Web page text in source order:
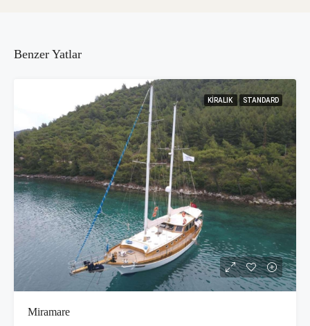
Benzer Yatlar
KIRALIK STANDARD
Miramare